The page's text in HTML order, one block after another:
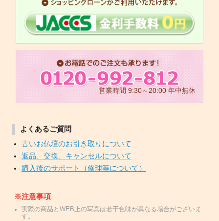
営業時間 9:30～20:00 年中無休
よくあるご質問
古いお仏壇のお引き取りについて
返品、交換、キャンセルについて
購入後のサポート（修理等について）
※注意事項
実際の商品とWEB上の写真は若干色味が異なる場合がございま
す。